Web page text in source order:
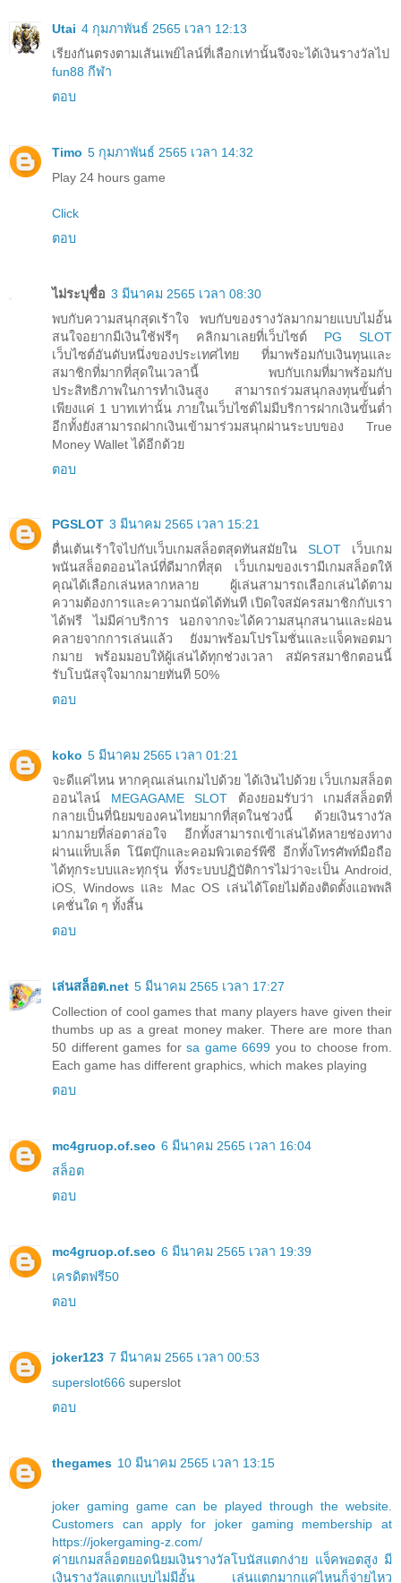
Utai 4 กุมภาพันธ์ 2565 เวลา 12:13
เรียงกันตรงตามเส้นเพย์ไลน์ที่เลือกเท่านั้นจึงจะได้เงินรางวัลไป
fun88 กีฬา
ตอบ
Timo 5 กุมภาพันธ์ 2565 เวลา 14:32
Play 24 hours game
Click
ตอบ
ไม่ระบุชื่อ 3 มีนาคม 2565 เวลา 08:30
พบกับความสนุกสุดเร้าใจ พบกับของรางวัลมากมายแบบไม่อั้น
สนใจอยากมีเงินใช้ฟรีๆ คลิกมาเลยที่เว็บไซต์ PG SLOT
เว็บไซต์อันดับหนึ่งของประเทศไทย ที่มาพร้อมกับเงินทุนและ
สมาชิกที่มากที่สุดในเวลานี้ พบกับเกมที่มาพร้อมกับ
ประสิทธิภาพในการทำเงินสูง สามารถร่วมสนุกลงทุนขั้นต่ำ
เพียงแค่ 1 บาทเท่านั้น ภายในเว็บไซต์ไม่มีบริการฝากเงินขั้นต่ำ
อีกทั้งยังสามารถฝากเงินเข้ามาร่วมสนุกผ่านระบบของ True
Money Wallet ได้อีกด้วย
ตอบ
PGSLOT 3 มีนาคม 2565 เวลา 15:21
ตื่นเต้นเร้าใจไปกับเว็บเกมสล็อตสุดทันสมัยใน SLOT เว็บเกม
พนันสล็อตออนไลน์ที่ดีมากที่สุด เว็บเกมของเรามีเกมสล็อตให้
คุณได้เลือกเล่นหลากหลาย ผู้เล่นสามารถเลือกเล่นได้ตาม
ความต้องการและความถนัดได้ทันที เปิดใจสมัครสมาชิกกับเรา
ได้ฟรี ไม่มีค่าบริการ นอกจากจะได้ความสนุกสนานและผ่อน
คลายจากการเล่นแล้ว ยังมาพร้อมโปรโมชั่นและแจ็คพอตมา
กมาย พร้อมมอบให้ผู้เล่นได้ทุกช่วงเวลา สมัครสมาชิกตอนนี้
รับโบนัสจุใจมากมายทันที 50%
ตอบ
koko 5 มีนาคม 2565 เวลา 01:21
จะดีแค่ไหน หากคุณเล่นเกมไปด้วย ได้เงินไปด้วย เว็บเกมสล็อต
ออนไลน์ MEGAGAME SLOT ต้องยอมรับว่า เกมส์สล็อตที่
กลายเป็นที่นิยมของคนไทยมากที่สุดในช่วงนี้ ด้วยเงินรางวัล
มากมายที่ล่อตาล่อใจ อีกทั้งสามารถเข้าเล่นได้หลายช่องทาง
ผ่านแท็บเล็ต โน๊ตบุ๊กและคอมพิวเตอร์พีซี อีกทั้งโทรศัพท์มือถือ
ได้ทุกระบบและทุกรุ่น ทั้งระบบปฏิบัติการไม่ว่าจะเป็น Android,
iOS, Windows และ Mac OS เล่นได้โดยไม่ต้องติดตั้งแอพพลิ
เคชั่นใด ๆ ทั้งสิ้น
ตอบ
เล่นสล็อต.net 5 มีนาคม 2565 เวลา 17:27
Collection of cool games that many players have given their
thumbs up as a great money maker. There are more than
50 different games for sa game 6699 you to choose from.
Each game has different graphics, which makes playing
ตอบ
mc4gruop.of.seo 6 มีนาคม 2565 เวลา 16:04
สล็อต
ตอบ
mc4gruop.of.seo 6 มีนาคม 2565 เวลา 19:39
เครดิตฟรี50
ตอบ
joker123 7 มีนาคม 2565 เวลา 00:53
superslot666 superslot
ตอบ
thegames 10 มีนาคม 2565 เวลา 13:15
joker gaming game can be played through the website.
Customers can apply for joker gaming membership at
https://jokergaming-z.com/
ค่ายเกมสล็อตยอดนิยมเงินรางวัลโบนัสแตกง่าย แจ็คพอตสูง มี
เงินรางวัลแตกแบบไม่มีอั้น เล่นแตกมากแค่ไหนก็จ่ายไหว